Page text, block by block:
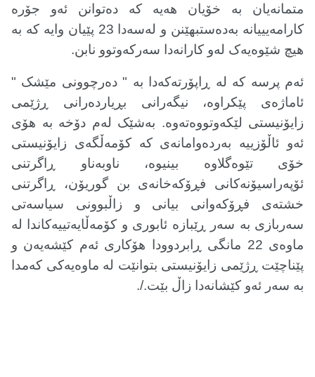
متمانەیان بە خۆیان هەیە کە دەتوانن ئەو جۆرە
کارامەیییانە بەدەستبهێنن و لەسەدا 23 پێیان وایە کە بە
هیچ شێوەیەک لەو کارانەدا سەرکەوتوو نابن.
ئەم پرسە کە لە ڕاپۆرتەکەدا بە " دەرچوونی مێشک "
ئاماژەی پێکراوە، نیگەرانی بڕیاردەرانی ڕژێمی
زایۆنیستی لێکەوتووەتەوە. بەشێک لەم دۆخە بە هۆی
ئەو ئاڵۆزییە بەردەوامانەی کە کۆمەڵگەی زایۆنیستی
خۆی تێوەگلاوە بینیوە، ناوبەناو ڕاگرتنی
ئۆپەراسیۆنەکانی فڕۆکەخانەی بن گوریۆن، ڕاگرتنی
خشتەی فڕۆکەوانی بیانی و زاڵبوونی سیاسەتی
سەربازی بە سەر ڕێبازە ئابوری و کۆمەڵایەتییەکاندا لە
ماوەی 22 مانگی ڕابردوودا هۆکاری ئەم کێشەیەن و
پێناچێت ڕژێمی زایۆنیستی بتوانێت لە ماوەیەکی کەمدا
بە سەر ئەو کێشانەدا زاڵ بێت./.